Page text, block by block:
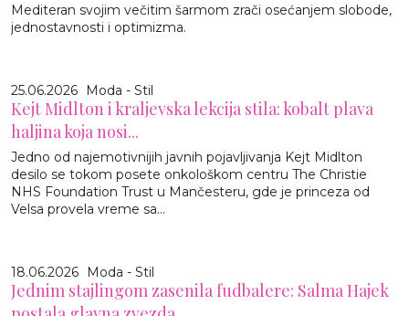
Mediteran svojim večitim šarmom zrači osećanjem slobode,
jednostavnosti i optimizma.
25.06.2026 Moda - Stil
Kejt Midlton i kraljevska lekcija stila: kobalt plava
haljina koja nosi...
Jedno od najemotivnijih javnih pojavljivanja Kejt Midlton
desilo se tokom posete onkološkom centru The Christie
NHS Foundation Trust u Mančesteru, gde je princeza od
Velsa provela vreme sa...
18.06.2026 Moda - Stil
Jednim stajlingom zasenila fudbalere: Salma Hajek